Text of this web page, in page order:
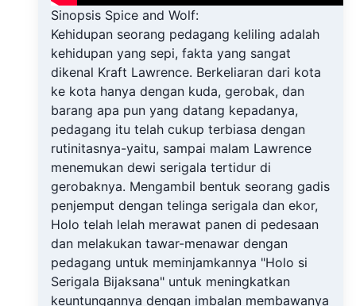
Sinopsis Spice and Wolf:
Kehidupan seorang pedagang keliling adalah
kehidupan yang sepi, fakta yang sangat
dikenal Kraft Lawrence. Berkeliaran dari kota
ke kota hanya dengan kuda, gerobak, dan
barang apa pun yang datang kepadanya,
pedagang itu telah cukup terbiasa dengan
rutinitasnya-yaitu, sampai malam Lawrence
menemukan dewi serigala tertidur di
gerobaknya. Mengambil bentuk seorang gadis
penjemput dengan telinga serigala dan ekor,
Holo telah lelah merawat panen di pedesaan
dan melakukan tawar-menawar dengan
pedagang untuk meminjamkannya "Holo si
Serigala Bijaksana" untuk meningkatkan
keuntungannya dengan imbalan membawanya